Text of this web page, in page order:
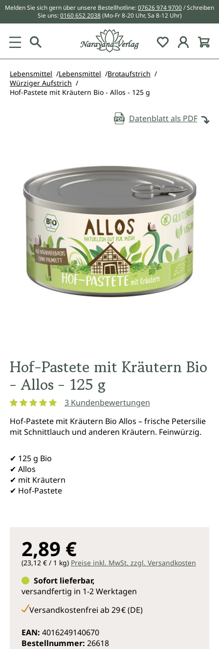
springen
Melden Sie sich gern über unsere Bestellhotline:07626 974 9700/ Schreiben
Sie uns:0160 652 2038 (Mo-Fr 8-20 Uhr, Sa 8-12 Uhr)
Du hast 0
Lebensmittel Lebensmittel
Brotaufstrich
Würziger Aufstrich
Hof-Pastete mit Kräutern Bio - Allos - 125 g
Datenblatt als PDF
Hof-Pastete mit Kräutern Bio
- Allos - 125 g
3 Kundenbewertungen
Hof-Pastete mit Kräutern Bio Allos – frische Petersilie
mit Schnittlauch und anderen Kräutern. Feinwürzig.
✔ 125 g Bio
✔ Allos
✔ mit Kräutern
✔ Hof-Pastete
2,89 €
(23,12 € / 1 kg) Preise inkl. MwSt. zzgl. Versandkosten
Sofort lieferbar,
versandfertig in 1-2 Werktagen
Versandkostenfrei ab 29 € (DE)
EAN: 4016249140670
Bestellnummer: 26618